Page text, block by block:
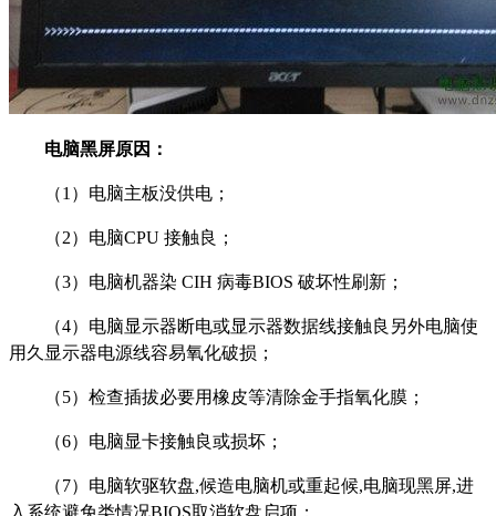
电脑黑屏原因：
（1）电脑主板没供电；
（2）电脑CPU 接触良；
（3）电脑机器染 CIH 病毒BIOS 破坏性刷新；
（4）电脑显示器断电或显示器数据线接触良另外电脑使
用久显示器电源线容易氧化破损；
（5）检查插拔必要用橡皮等清除金手指氧化膜；
（6）电脑显卡接触良或损坏；
（7）电脑软驱软盘,候造电脑机或重起候,电脑现黑屏,进